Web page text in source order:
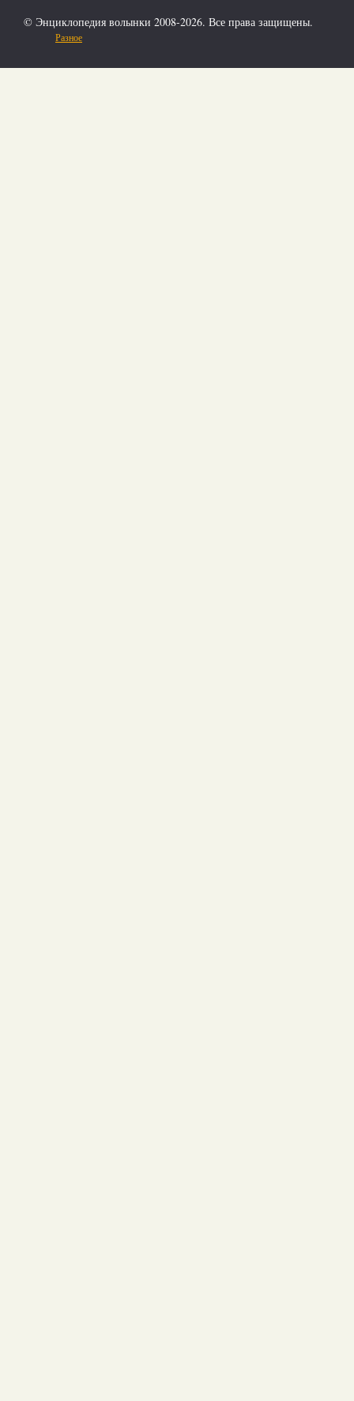
© Энциклопедия волынки 2008-2026. Все права защищены.
Разное